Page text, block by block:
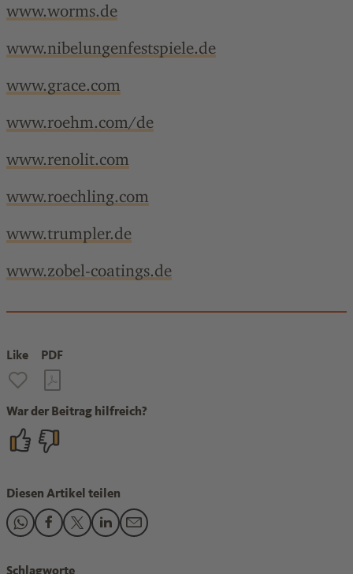
www.worms.de
www.nibelungenfestspiele.de
www.grace.com
www.roehm.com/de
www.renolit.com
www.roechling.com
www.trumpler.de
www.zobel-coatings.de
Like PDF
War der Beitrag hilfreich?
Diesen Artikel teilen
Den Beitrag "Worms" teilen auf WhatsApp
Den Beitrag "Worms" teilen auf Facebook
Den Beitrag "Worms" teilen auf X
Den Beitrag "Worms" teilen auf LinkedIn
Den Beitrag "Worms" teilen per E-Mail
Schlagworte